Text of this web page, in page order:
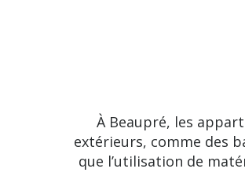
À Beaupré, les
extérieurs, comme des
que l’utilisation de